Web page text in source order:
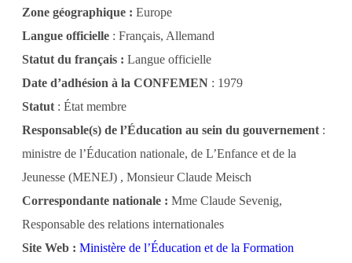
Zone géographique : Europe
Langue officielle : Français, Allemand
Statut du français : Langue officielle
Date d’adhésion à la CONFEMEN : 1979
Statut : État membre
Responsable(s) de l’Éducation au sein du gouvernement :
ministre de l’Éducation nationale, de L’Enfance et de la
Jeunesse (MENEJ) , Monsieur Claude Meisch
Correspondante nationale : Mme Claude Sevenig,
Responsable des relations internationales
Site Web : Ministère de l’Éducation et de la Formation